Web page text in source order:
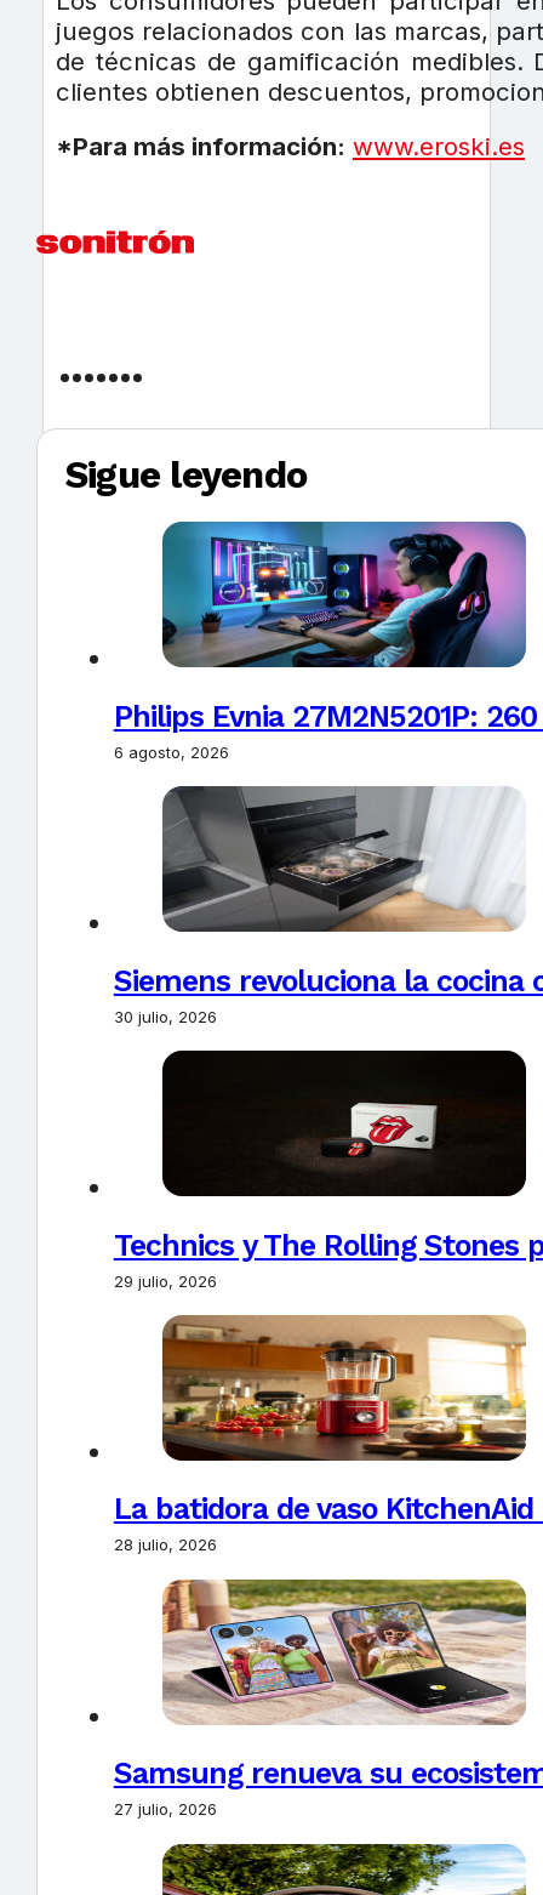
juegos relacionados con las marcas,
de técnicas de gamificación
clientes obtienen descuentos,
*Para más información: www.eroski.es
Sigue leyendo
Philips Evnia 27M2N5201P:
6 agosto, 2026
Siemens revoluciona la
30 julio, 2026
Technics y The Rolling Stones
29 julio, 2026
La batidora de vaso
28 julio, 2026
Samsung renueva su
27 julio, 2026